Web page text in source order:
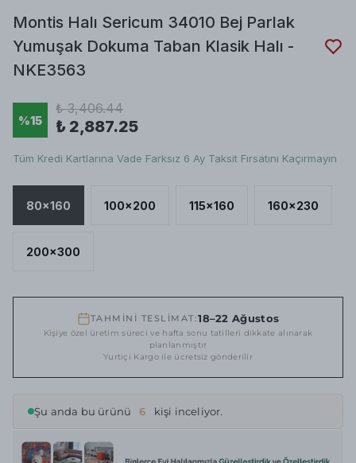
Montis Halı Sericum 34010 Bej Parlak
Yumuşak Dokuma Taban Klasik Halı -
NKE3563
%15
₺ 3,406.44
₺ 2,887.25
Tüm Kredi Kartlarına Vade Farksız 6 Ay Taksit Fırsatını Kaçırmayın
80x160 100x200 115x160 160x230
200x300
TAHMİNİ TESLİMAT:18–22 Ağustos
Kişiye özel üretim süreci ve hafta sonu tatilleri dikkate alınarak
planlanmıştır
Yurtiçi Kargo ile ücretsiz gönderilir
Şu anda bu ürünü 6 kişi inceliyor.